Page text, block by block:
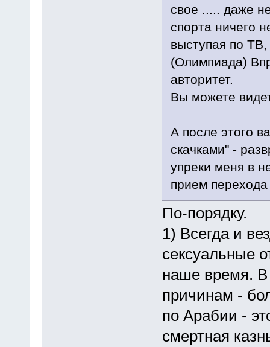
свое ..... даже
спорта ничего
выступая по ТВ,
(Олимпиада)
авторитет.
Вы можете
А после этого
скачками" -
упреки меня в
прием
По-порядку.
1) Всегда и
сексуальные
наше время. В
причинам -
по Арабии -
смертная